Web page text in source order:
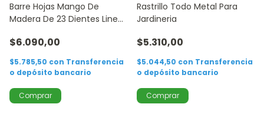
Barre Hojas Mango De
Madera De 23 Dientes Linea
$6.090,00
$5.785,50 con Transferencia
o depósito bancario
Rastrillo Todo Metal Para
Jardineria
$5.310,00
$5.044,50 con Transferencia
o depósito bancario